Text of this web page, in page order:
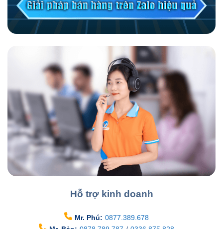
Hỗ trợ kinh doanh
Mr. Phú: 0877.389.678